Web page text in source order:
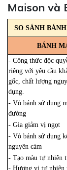
Maison và
SO SÁNH
BÁNH
- Công thức độc
riêng với yêu cầu
gốc, chất lượng
dụng.
- Vỏ bánh sử dụng
đường
- Gia giảm vị ngọt
- Vỏ bánh sử dụng
nguyên cám
- Tạo màu tự nhiên
- Hương vị tự nhiên